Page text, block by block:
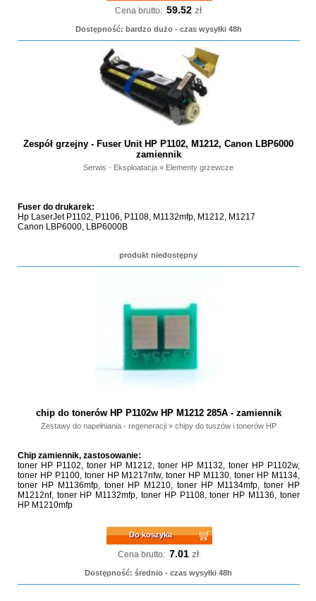
Cena brutto: 59.52 zł
Dostępność: bardzo dużo - czas wysyłki 48h
Zespół grzejny - Fuser Unit HP P1102, M1212, Canon LBP6000
zamiennik
Serwis - Eksploatacja » Elementy grzewcze
Fuser do drukarek:
Hp LaserJet P1102, P1106, P1108, M1132mfp, M1212, M1217
Canon LBP6000, LBP6000B
produkt niedostępny
chip do tonerów HP P1102w HP M1212 285A - zamiennik
Zestawy do napełniania - regeneracji» chipy do tuszów i tonerów HP
Chip zamiennik, zastosowanie:
toner HP P1102, toner HP M1212, toner HP M1132, toner HP P1102w,
toner HP P1100, toner HP M1217nfw, toner HP M1130, toner HP M1134,
toner HP M1136mfp, toner HP M1210, toner HP M1134mfp, toner HP
M1212nf, toner HP M1132mfp, toner HP P1108, toner HP M1136, toner
HP M1210mfp
Do koszyka
Cena brutto: 7.01 zł
Dostępność: średnio - czas wysyłki 48h